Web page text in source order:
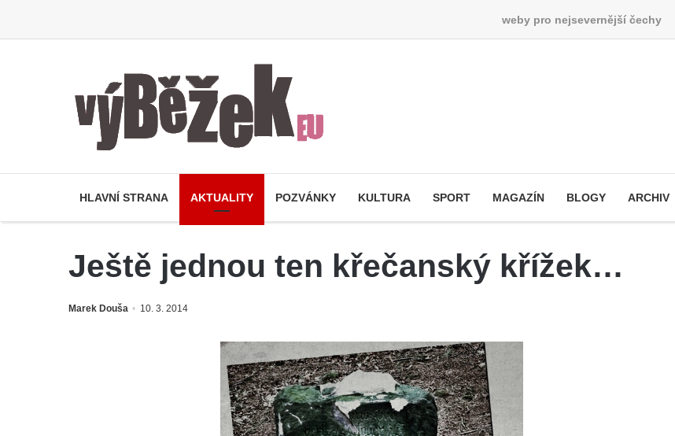
weby pro nejsevernější čechy
HLAVNÍ STRANA AKTUALITY POZVÁNKY KULTURA SPORT MAGAZÍN BLOGY ARCHIV
Ještě jednou ten křečanský křížek…
Marek Douša 10. 3. 2014